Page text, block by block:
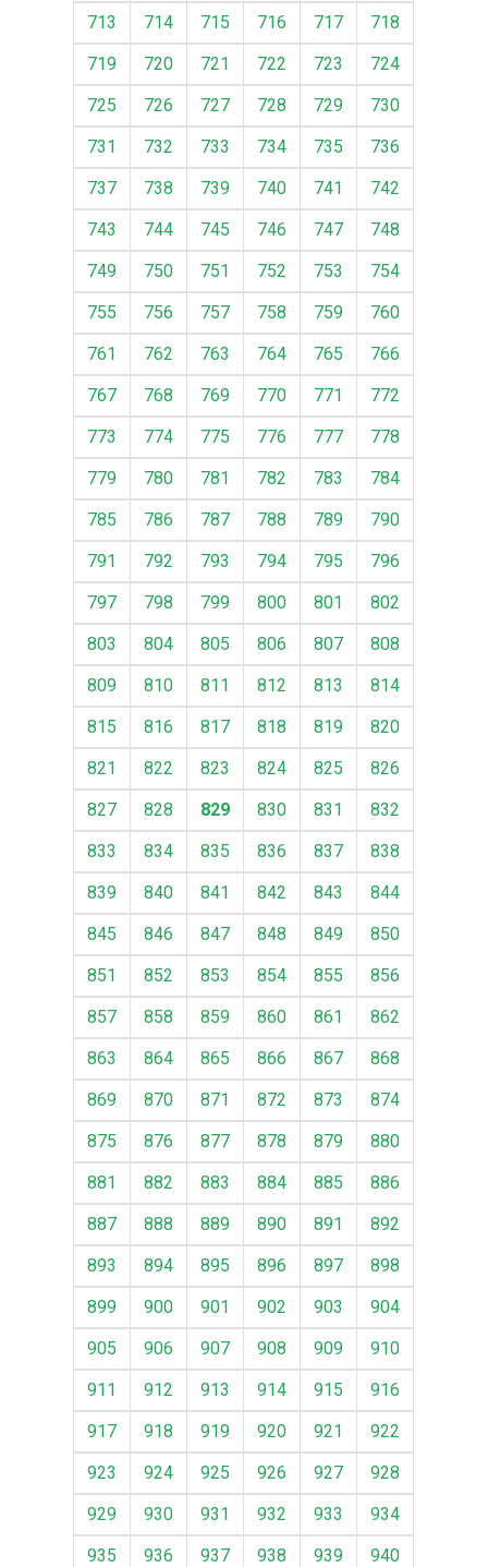
713 714 715 716 717
718
719
720 721 722 723
724
725
726 727 728 729
730
731
732 733 734 735
736
737
738 739 740 741
742
743
744 745 746 747
748
749
750 751 752 753
754
755
756 757 758 759
760
761
762 763 764 765
766
767
768 769 770 771
772
773
774 775 776 777
778
779
780 781 782 783
784
785
786 787 788 789
790
791
792 793 794 795
796
797
798 799 800 801
802
803
804 805 806 807
808
809
810 811 812 813
814
815
816 817 818 819
820
821
822 823 824 825
826
827
828 829 830 831
832
833
834 835 836 837
838
839
840 841 842 843
844
845
846 847 848 849
850
851
852 853 854 855
856
857
858 859 860 861
862
863
864 865 866 867
868
869
870 871 872 873
874
875
876 877 878 879
880
881
882 883 884 885
886
887
888 889 890 891
892
893
894 895 896 897
898
899
900 901 902 903
904
905
906 907 908 909
910
911
912 913 914 915
916
917
918 919 920 921
922
923
924 925 926 927
928
929
930 931 932 933
934
935
936 937 938 939
940